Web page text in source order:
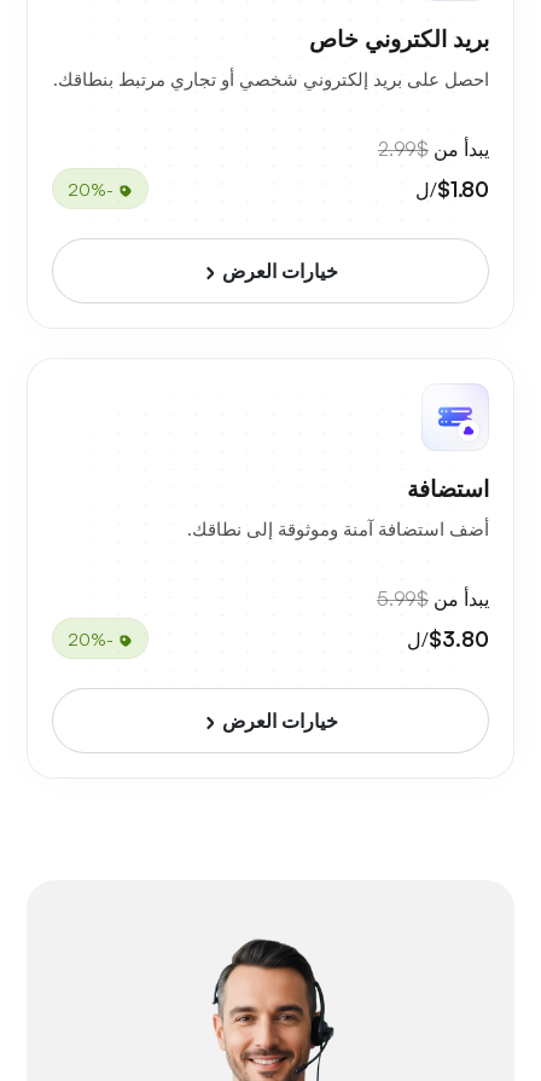
بريد الكتروني خاص
احصل على بريد إلكتروني شخصي أو تجاري مرتبط بنطاقك.
يبدأ من $2.99
$1.80/ل -20%
خيارات العرض
استضافة
أضف استضافة آمنة وموثوقة إلى نطاقك.
يبدأ من $5.99
$3.80/ل -20%
خيارات العرض